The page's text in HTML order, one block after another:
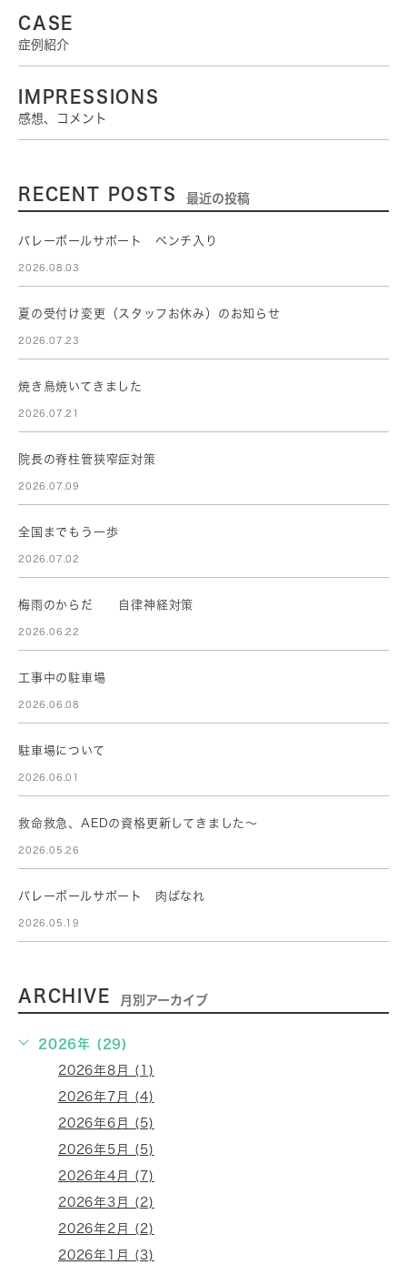
CASE
症例紹介
IMPRESSIONS
感想、コメント
RECENT POSTS 最近の投稿
バレーボールサポート ベンチ入り
2026.08.03
夏の受付け変更（スタッフお休み）のお知らせ
2026.07.23
焼き鳥焼いてきました
2026.07.21
院長の脊柱管狭窄症対策
2026.07.09
全国までもう一歩
2026.07.02
梅雨のからだ 自律神経対策
2026.06.22
工事中の駐車場
2026.06.08
駐車場について
2026.06.01
救命救急、AEDの資格更新してきました～
2026.05.26
バレーボールサポート 肉ばなれ
2026.05.19
ARCHIVE 月別アーカイブ
2026年 (29)
2026年8月 (1)
2026年7月 (4)
2026年6月 (5)
2026年5月 (5)
2026年4月 (7)
2026年3月 (2)
2026年2月 (2)
2026年1月 (3)